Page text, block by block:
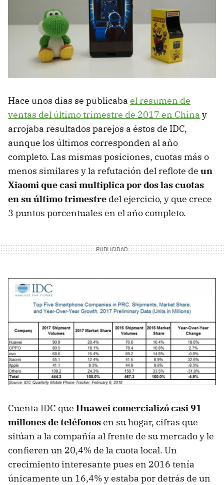
Hace unos días se publicaba el resumen de
ventas del último trimestre de 2017 en China y
arrojaba resultados parejos a éstos de IDC,
aunque los últimos corresponden al año
completo. Las mismas posiciones, cuotas más o
menos similares y la refutación del reflote de un
Xiaomi que casi multiplica por dos las cuotas
en su último trimestre del ejercicio, y que crece
3 puntos porcentuales en el año completo.
Cuenta IDC que Huawei comercializó casi 91
millones de teléfonosen su hogar, cifras que
sitúan a la compañía al frente de su mercado y le
confieren un 20,4% de la cuota local. Un
crecimiento interesante pues en 2016 tenía
únicamente un 16,4% y estaba por detrás de un